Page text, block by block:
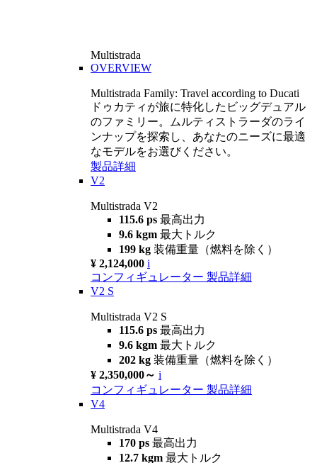
Multistrada
OVERVIEW
Multistrada Family: Travel according to Ducati
ドゥカティが旅に特化したビッグデュアル
のファミリー。ムルティストラーダのライ
ンナップを探索し、あなたのニーズに最適
なモデルをお選びください。
製品詳細
V2
Multistrada V2
115.6 ps 最高出力
9.6 kgm 最大トルク
199 kg 装備重量（燃料を除く）
¥ 2,124,000 i
コンフィギュレーター 製品詳細
V2 S
Multistrada V2 S
115.6 ps 最高出力
9.6 kgm 最大トルク
202 kg 装備重量（燃料を除く）
¥ 2,350,000～ i
コンフィギュレーター 製品詳細
V4
Multistrada V4
170 ps 最高出力
12.7 kgm 最大トルク